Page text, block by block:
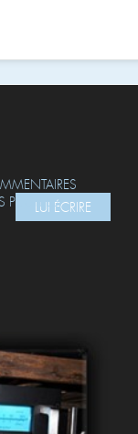
POSTÉESLUI ÉCRIRE